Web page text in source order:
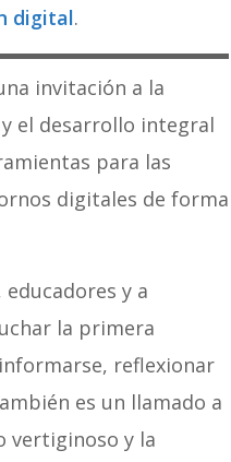
digital.
invitación a la
el desarrollo integral
para las
digitales de forma
y a
la primera
reflexionar
es un llamado a
vertiginoso y la